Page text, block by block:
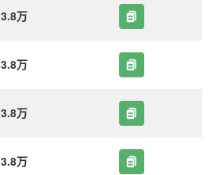
3.8万
3.8万
3.8万
3.8万